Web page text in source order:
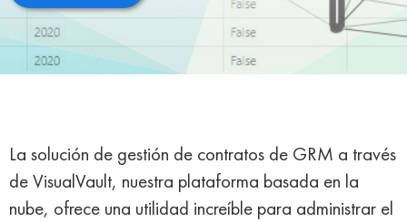
La solución de gestión de contratos de GRM a través
de VisualVault, nuestra plataforma basada en la
nube, ofrece una utilidad increíble para administrar el